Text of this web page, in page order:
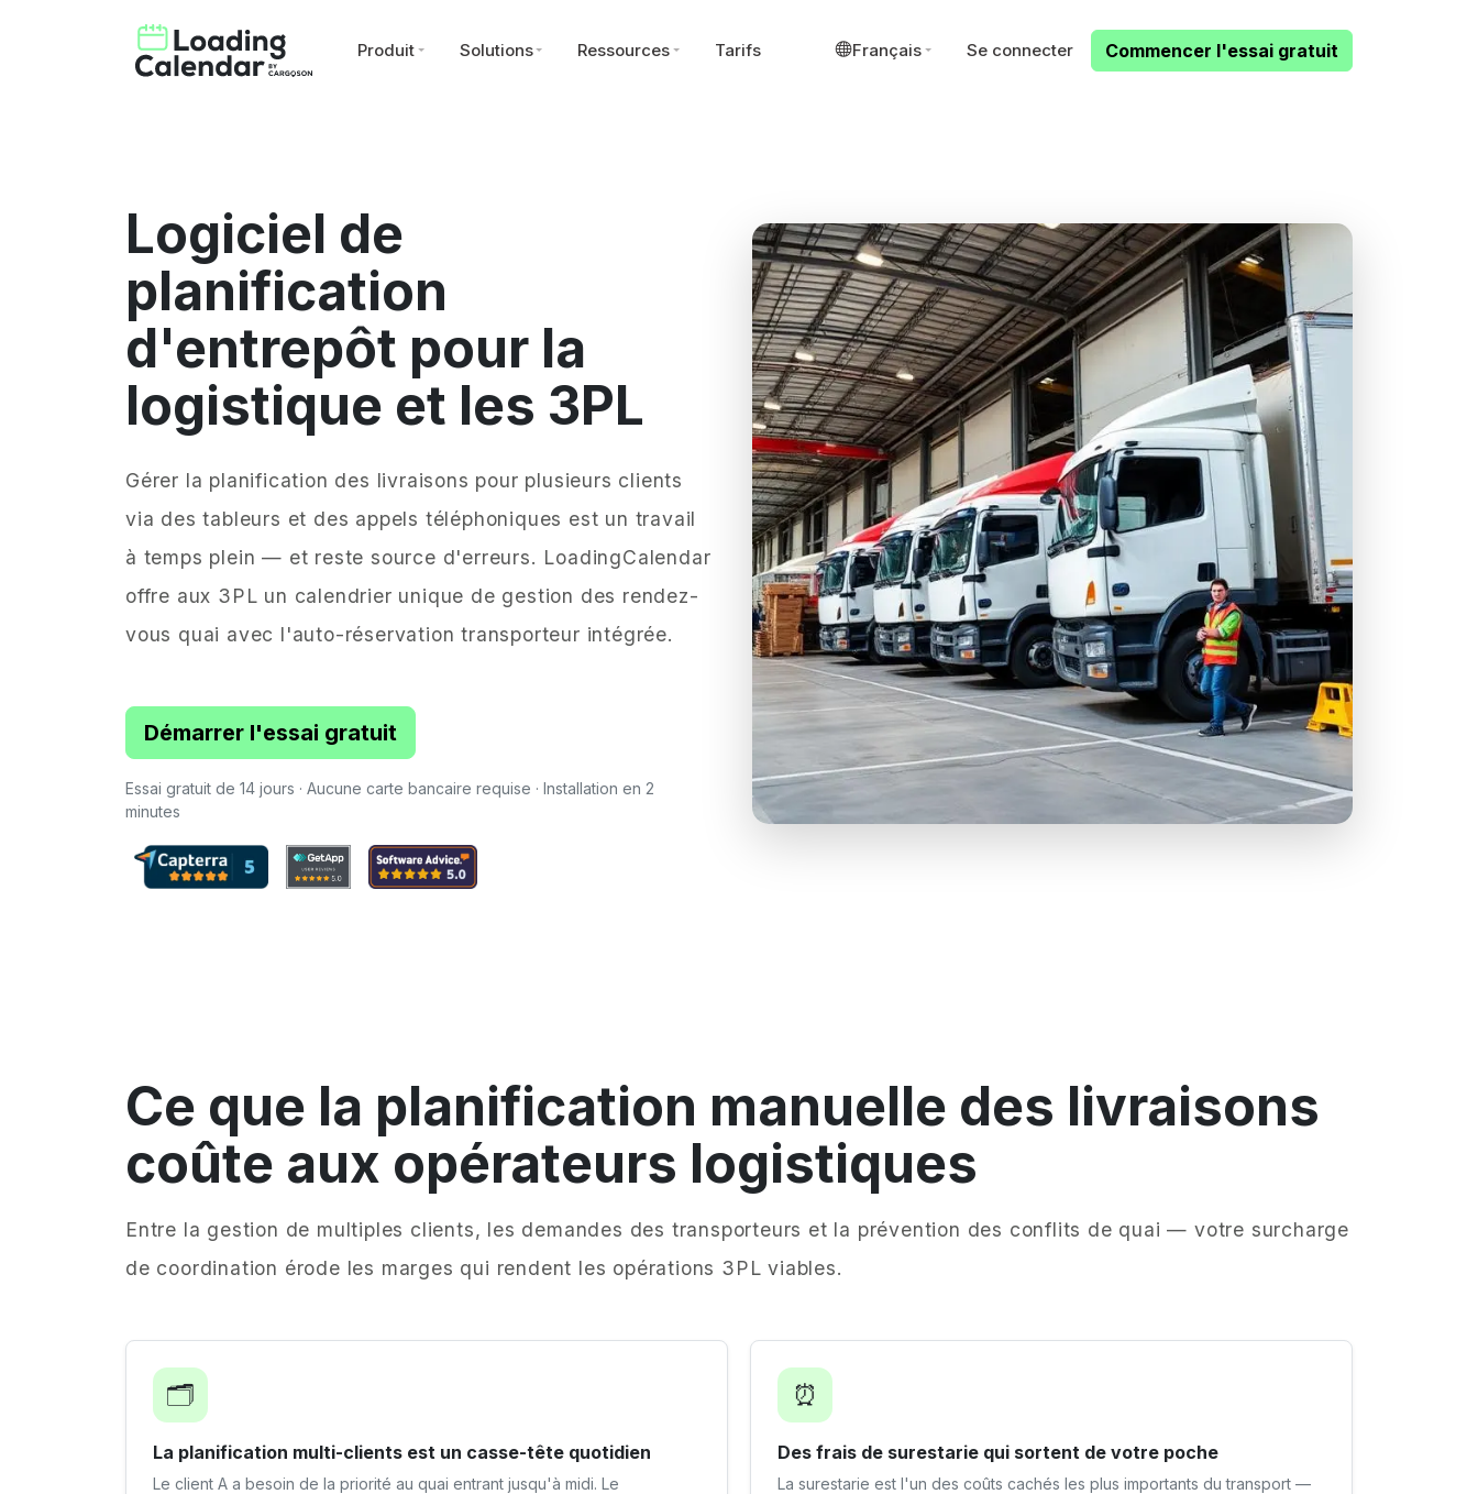
Produit Solutions Ressources Tarifs Français Se connecter Commencer l'essai gratuit
Logiciel de
planification
d'entrepôt pour la
logistique et les 3PL
Gérer la planification des livraisons pour plusieurs clients
via des tableurs et des appels téléphoniques est un travail
à temps plein — et reste source d'erreurs. LoadingCalendar
offre aux 3PL un calendrier unique de gestion des rendez-
vous quai avec l'auto-réservation transporteur intégrée.
Démarrer l'essai gratuit
Essai gratuit de 14 jours · Aucune carte bancaire requise · Installation en 2
minutes
Ce que la planification manuelle des livraisons
coûte aux opérateurs logistiques
Entre la gestion de multiples clients, les demandes des transporteurs et la prévention des conflits de quai — votre surcharge
de coordination érode les marges qui rendent les opérations 3PL viables.
🗂️
La planification multi-clients est un casse-tête quotidien
Le client A a besoin de la priorité au quai entrant jusqu'à midi. Le
⏰
Des frais de surestarie qui sortent de votre poche
La surestarie est l'un des coûts cachés les plus importants du transport —